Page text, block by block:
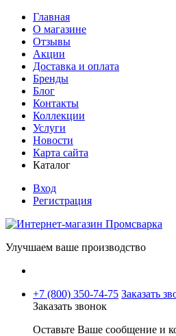
Главная
О магазине
Отзывы
Акции
Доставка и оплата
Бренды
Блог
Контакты
Коллекции
Услуги
Новости
Карта сайта
Каталог
Вход
Регистрация
Улучшаем ваше производство
+7 (800) 350-74-75 Заказать
Заказать звонок
Оставьте Ваше сообщение и